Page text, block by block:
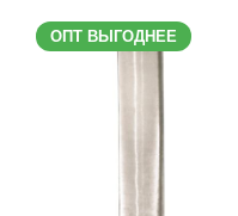
ОПТ ВЫГОДНЕЕ